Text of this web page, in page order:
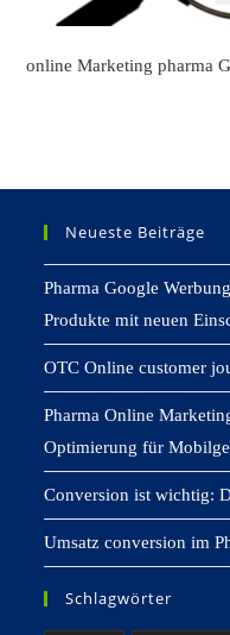
online Marketing pharma
Neueste Beiträge
Pharma Google
Produkte mit neuen
OTC Online customer
Pharma Online
Optimierung für
Conversion ist wichtig:
Umsatz conversion im
Schlagwörter